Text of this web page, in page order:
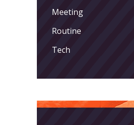
Meeting
Routine
Tech